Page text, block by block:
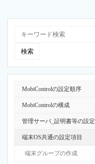
MobiControlの設定順序
MobiControlの構成
管理サーバ_証明書等の設定
端末OS共通の設定項目
端末グループの作成